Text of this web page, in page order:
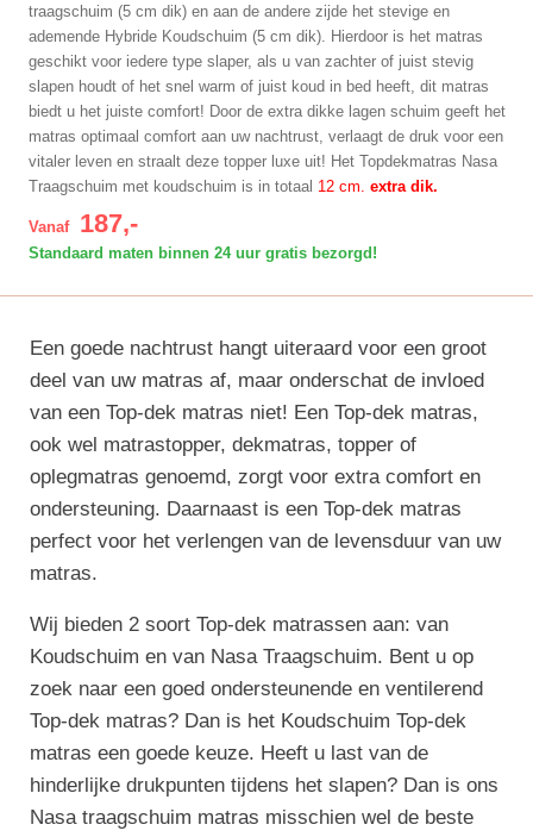
traagschuim (5 cm dik) en aan de andere zijde het stevige en
ademende Hybride Koudschuim (5 cm dik). Hierdoor is het matras
geschikt voor iedere type slaper, als u van zachter of juist stevig
slapen houdt of het snel warm of juist koud in bed heeft, dit matras
biedt u het juiste comfort! Door de extra dikke lagen schuim geeft het
matras optimaal comfort aan uw nachtrust, verlaagt de druk voor een
vitaler leven en straalt deze topper luxe uit! Het Topdekmatras Nasa
Traagschuim met koudschuim is in totaal 12 cm. extra dik.
Vanaf 187,-
Standaard maten binnen 24 uur gratis bezorgd!
Een goede nachtrust hangt uiteraard voor een groot
deel van uw matras af, maar onderschat de invloed
van een Top-dek matras niet! Een Top-dek matras,
ook wel matrastopper, dekmatras, topper of
oplegmatras genoemd, zorgt voor extra comfort en
ondersteuning. Daarnaast is een Top-dek matras
perfect voor het verlengen van de levensduur van uw
matras.
Wij bieden 2 soort Top-dek matrassen aan: van
Koudschuim en van Nasa Traagschuim. Bent u op
zoek naar een goed ondersteunende en ventilerend
Top-dek matras? Dan is het Koudschuim Top-dek
matras een goede keuze. Heeft u last van de
hinderlijke drukpunten tijdens het slapen? Dan is ons
Nasa traagschuim matras misschien wel de beste